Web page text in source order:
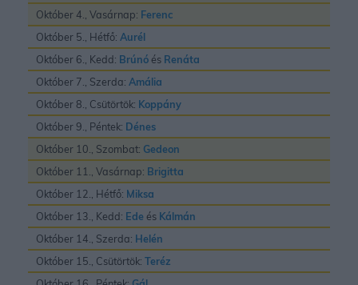
Október 4., Vasárnap: Ferenc
Október 5., Hétfő: Aurél
Október 6., Kedd: Brúnó és Renáta
Október 7., Szerda: Amália
Október 8., Csütörtök: Koppány
Október 9., Péntek: Dénes
Október 10., Szombat: Gedeon
Október 11., Vasárnap: Brigitta
Október 12., Hétfő: Miksa
Október 13., Kedd: Ede és Kálmán
Október 14., Szerda: Helén
Október 15., Csütörtök: Teréz